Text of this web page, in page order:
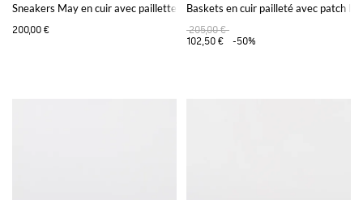
Sneakers May en cuir avec paillettes
200,00 €
Baskets en cuir pailleté avec patch
205,00 €
102,50 €
-50%